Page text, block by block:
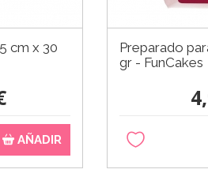
cm x 30
AÑADIR
Preparado
gr - FunCakes